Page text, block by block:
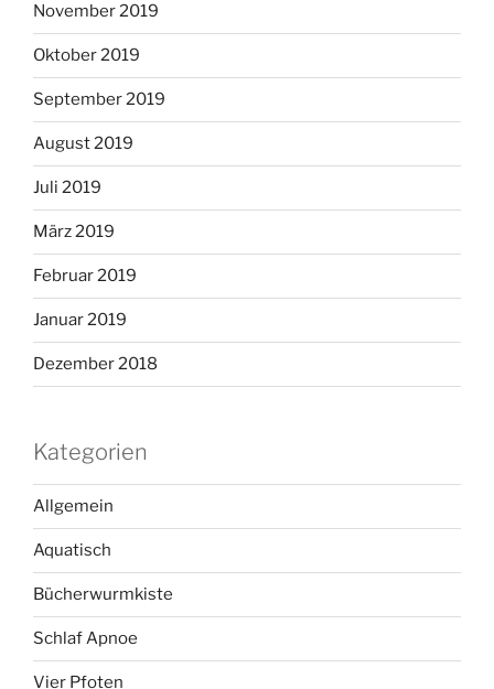
November 2019
Oktober 2019
September 2019
August 2019
Juli 2019
März 2019
Februar 2019
Januar 2019
Dezember 2018
Kategorien
Allgemein
Aquatisch
Bücherwurmkiste
Schlaf Apnoe
Vier Pfoten